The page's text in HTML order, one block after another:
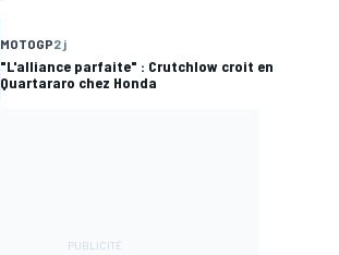
MOTOGP2 j
"L'alliance parfaite" : Crutchlow croit en
Quartararo chez Honda